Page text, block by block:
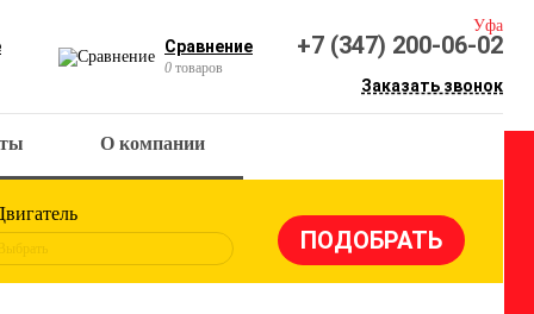
Сравнение
0 товаров
Уфа
+7 (347) 200-06-02
Заказать звонок
О компании
Выбрать